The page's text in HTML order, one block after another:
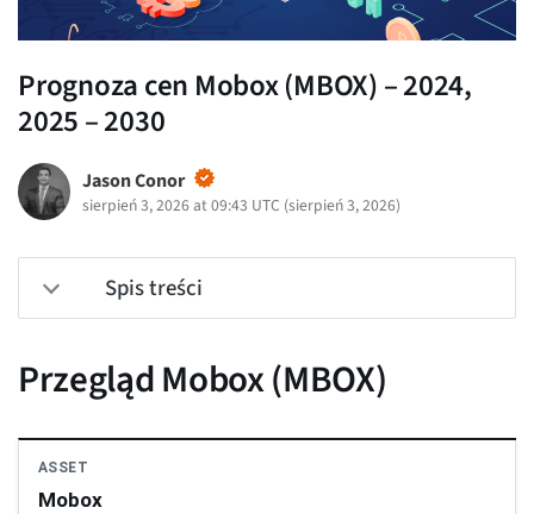
Prognoza cen Mobox (MBOX) – 2024,
2025 – 2030
Jason Conor
sierpień 3, 2026 at 09:43 UTC (sierpień 3, 2026)
Spis treści
Przegląd Mobox (MBOX)
ASSET
Mobox